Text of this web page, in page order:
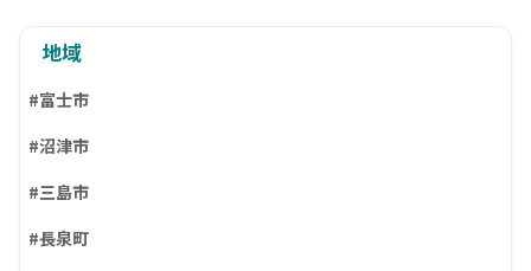
地域
#富士市
#沼津市
#三島市
#長泉町